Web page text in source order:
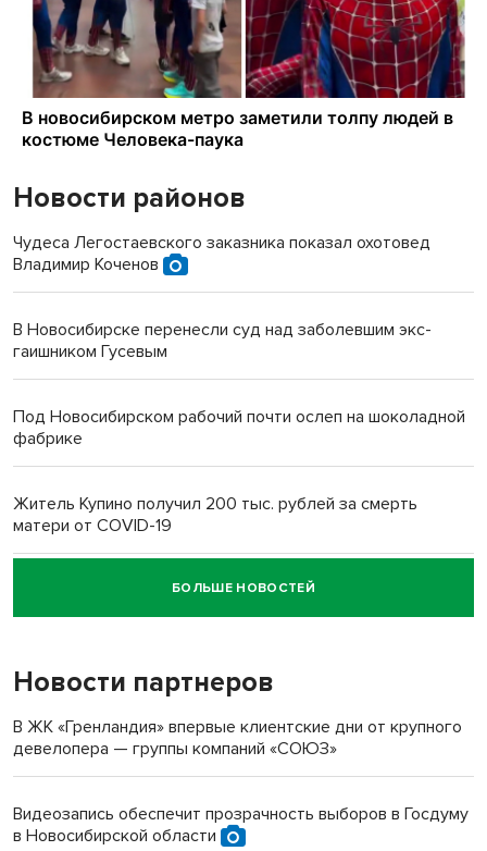
Новости районов
Чудеса Легостаевского заказника показал охотовед
Владимир Коченов
В Новосибирске перенесли суд над заболевшим экс-
гаишником Гусевым
Под Новосибирском рабочий почти ослеп на шоколадной
фабрике
Житель Купино получил 200 тыс. рублей за смерть
матери от COVID-19
Новосибирский суд наказал водителя за смерть
пенсионерки на вокзале
БОЛЬШЕ НОВОСТЕЙ
Новости партнеров
В ЖК «Гренландия» впервые клиентские дни от крупного
девелопера — группы компаний «СОЮЗ»
Видеозапись обеспечит прозрачность выборов в Госдуму
в Новосибирской области